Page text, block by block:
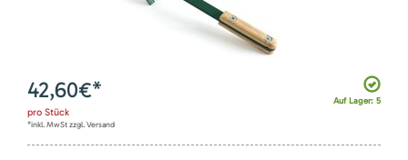
Auf Lager: 5
42,60€*
pro Stück
*inkl. MwSt zzgl. Versand